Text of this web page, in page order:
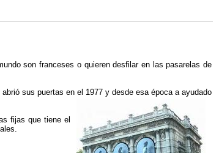
son franceses o quieren desfilar en las pasarelas de
sus puertas en el 1977 y desde esa época a ayudado
fijas que tiene el